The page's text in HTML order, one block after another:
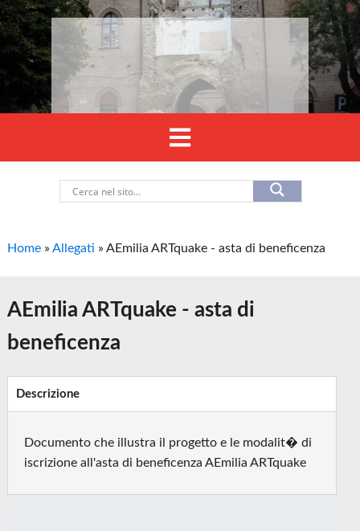
Home »Allegati »AEmilia ARTquake - asta di beneficenza
AEmilia ARTquake - asta di
beneficenza
Descrizione
Documento che illustra il progetto e le modalit� di
iscrizione all'asta di beneficenza AEmilia ARTquake